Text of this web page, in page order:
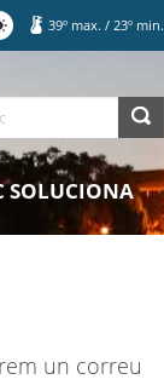
39º max. / 23º min.
SOLUCIONA
un correu